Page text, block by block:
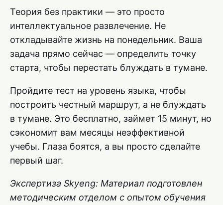
Теория без практики — это просто
интеллектуальное развлечение. Не
откладывайте жизнь на понедельник. Ваша
задача прямо сейчас — определить точку
старта, чтобы перестать блуждать в тумане.
Пройдите тест на уровень языка, чтобы
построить честный маршрут, а не блуждать
в тумане. Это бесплатно, займет 15 минут, но
сэкономит вам месяцы неэффективной
учебы. Глаза боятся, а вы просто сделайте
первый шаг.
Экспертиза Skyeng: Материал подготовлен
методическим отделом с опытом обучения